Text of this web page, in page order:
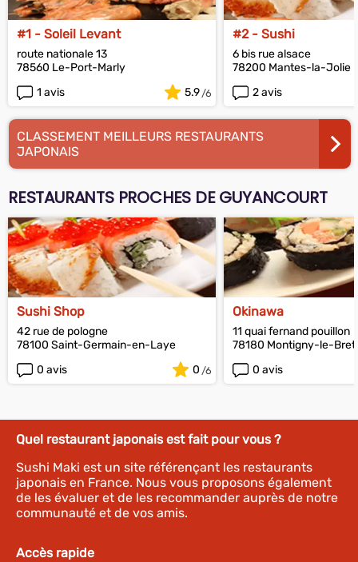
#1 - Soleil Levant
route nationale 13
78560 Le-Port-Marly
1 avis
5.9
#2 - Sushi
6 bis rue alsace
78200 Mantes-la-Jolie
2 avis
CLASSEMENT MEILLEURS RESTAURANTS
JAPONAIS
RESTAURANTS PROCHES DE GUYANCOURT
Sushi Shop
42 rue de pologne
78100 Saint-Germain-en-Laye
0 avis
0
Okinawa
11 quai fernand pouillon
78180 Montigny-le-
0 avis
Quel restaurant japonais est fait pour vous ?
Sushi Maki est un site référençant les restaurants
japonais en France. Nous vous proposons également
de les évaluer et de les recommander auprès de notre
communauté et de vos amis.
Accès rapide